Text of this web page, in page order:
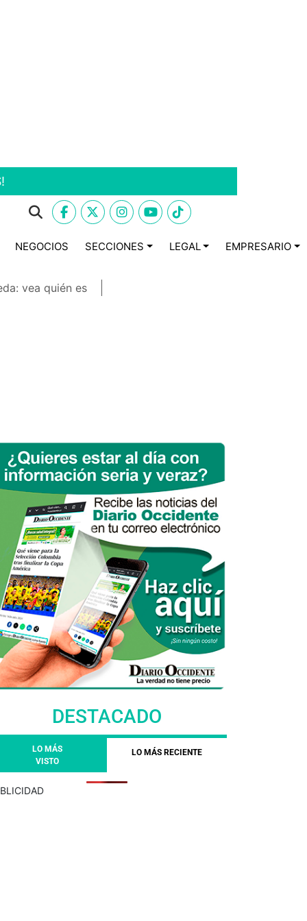
NEGOCIOS SECCIONES LEGAL EMPRESARIO
vea quién es
DESTACADO
LO MÁS
VISTO
LO MÁS RECIENTE